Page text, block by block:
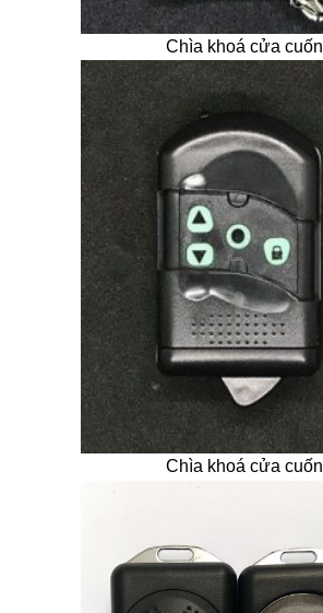
Chìa khoá cửa cuốn
Chìa khoá cửa cuốn